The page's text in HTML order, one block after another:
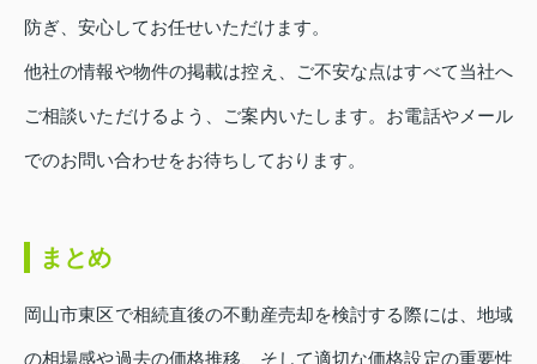
防ぎ、安心してお任せいただけます。
他社の情報や物件の掲載は控え、ご不安な点はすべて当社へ
ご相談いただけるよう、ご案内いたします。お電話やメール
でのお問い合わせをお待ちしております。
まとめ
岡山市東区で相続直後の不動産売却を検討する際には、地域
の相場感や過去の価格推移、そして適切な価格設定の重要性